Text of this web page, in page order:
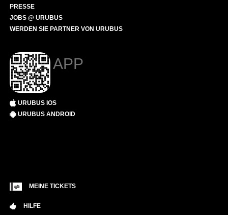
PRESSE
JOBS @ URUBUS
WERDEN SIE PARTNER VON URUBUS
APP
URUBUS IOS
URUBUS ANDROID
MEINE TICKETS
HILFE